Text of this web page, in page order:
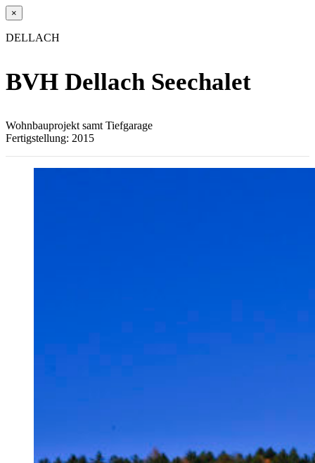
×
DELLACH
BVH Dellach Seechalet
Wohnbauprojekt samt Tiefgarage
Fertigstellung: 2015